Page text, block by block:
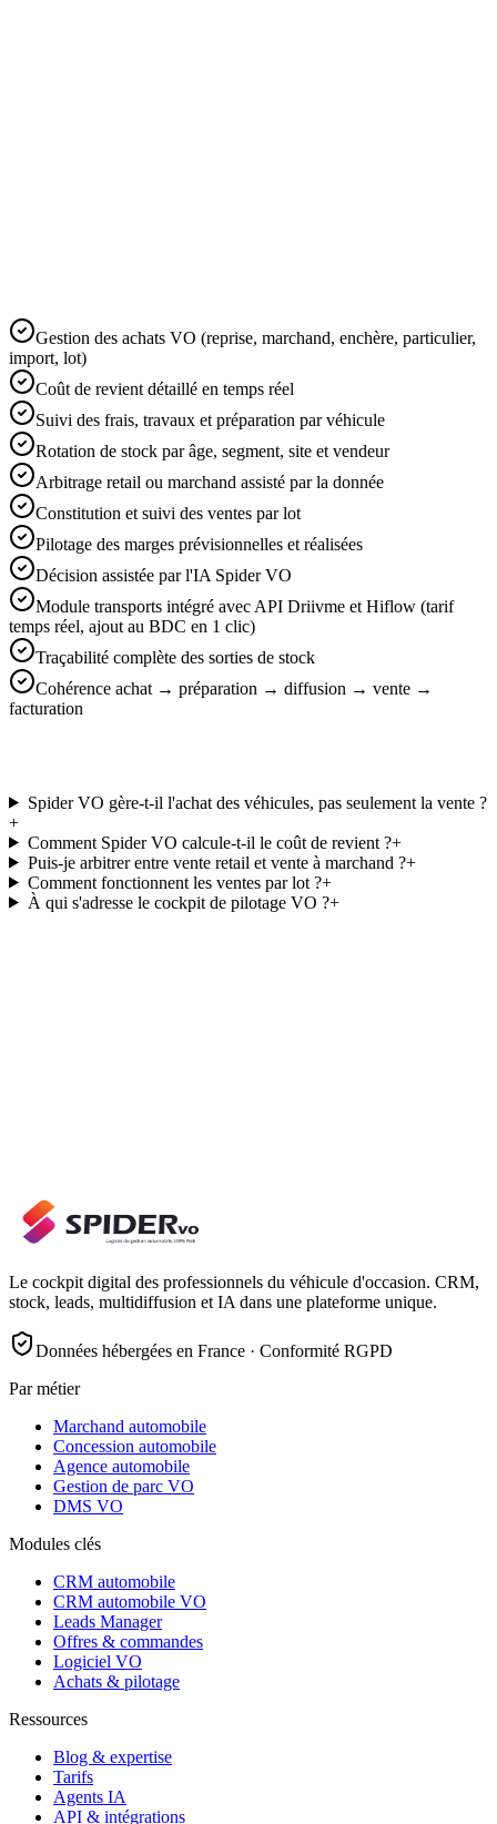
Gestion des achats VO (reprise, marchand, enchère, particulier,
import, lot)
Coût de revient détaillé en temps réel
Suivi des frais, travaux et préparation par véhicule
Rotation de stock par âge, segment, site et vendeur
Arbitrage retail ou marchand assisté par la donnée
Constitution et suivi des ventes par lot
Pilotage des marges prévisionnelles et réalisées
Décision assistée par l'IA Spider VO
Module transports intégré avec API Driivme et Hiflow (tarif
temps réel, ajout au BDC en 1 clic)
Traçabilité complète des sorties de stock
Cohérence achat → préparation → diffusion → vente →
facturation
Spider VO gère-t-il l'achat des véhicules, pas seulement la vente ?
+
Comment Spider VO calcule-t-il le coût de revient ?+
Puis-je arbitrer entre vente retail et vente à marchand ?+
Comment fonctionnent les ventes par lot ?+
À qui s'adresse le cockpit de pilotage VO ?+
Le cockpit digital des professionnels du véhicule d'occasion. CRM,
stock, leads, multidiffusion et IA dans une plateforme unique.
Données hébergées en France · Conformité RGPD
Par métier
Marchand automobile
Concession automobile
Agence automobile
Gestion de parc VO
DMS VO
Modules clés
CRM automobile
CRM automobile VO
Leads Manager
Offres & commandes
Logiciel VO
Achats & pilotage
Ressources
Blog & expertise
Tarifs
Agents IA
API & intégrations